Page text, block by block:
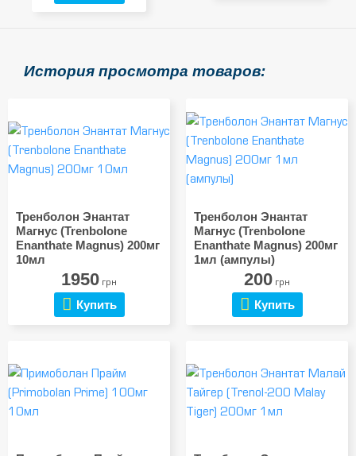
История просмотра товаров:
Тренболон Энантат
Магнус (Trenbolone
Enanthate Magnus) 200мг
10мл
1950 грн
Купить
Тренболон Энантат
Магнус (Trenbolone
Enanthate Magnus) 200мг
1мл (ампулы)
200 грн
Купить